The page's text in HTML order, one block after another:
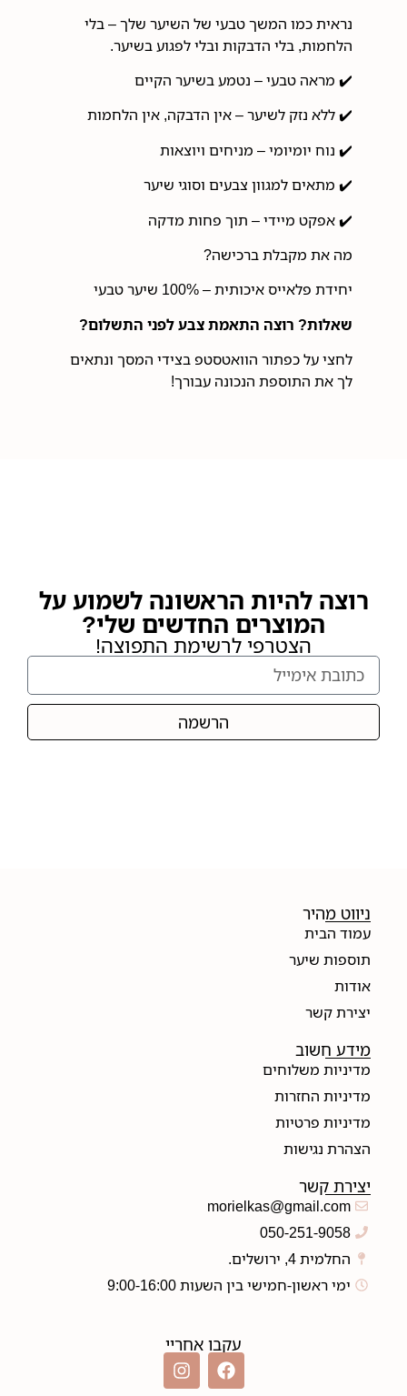
נראית כמו המשך טבעי של השיער שלך – בלי
הלחמות, בלי הדבקות ובלי לפגוע בשיער.
✔️ מראה טבעי – נטמע בשיער הקיים
✔️ ללא נזק לשיער – אין הדבקה, אין הלחמות
✔️ נוח יומיומי – מניחים ויוצאות
✔️ מתאים למגוון צבעים וסוגי שיער
✔️ אפקט מיידי – תוך פחות מדקה
מה את מקבלת ברכישה?
יחידת פלאייס איכותית – 100% שיער טבעי
שאלות? רוצה התאמת צבע לפני התשלום?
לחצי על כפתור הוואטסטפ בצידי המסך ונתאים
לך את התוספת הנכונה עבורך!
רוצה להיות הראשונה לשמוע על
המוצרים החדשים שלי?
הצטרפי לרשימת התפוצה!
הרשמה
ניווט מהיר
עמוד הבית
תוספות שיער
אודות
יצירת קשר
מידע חשוב
מדיניות משלוחים
מדיניות החזרות
מדיניות פרטיות
הצהרת נגישות
יצירת קשר
morielkas@gmail.com
050-251-9058
החלמית 4, ירושלים.
ימי ראשון-חמישי בין השעות 9:00-16:00
עקבו אחריי